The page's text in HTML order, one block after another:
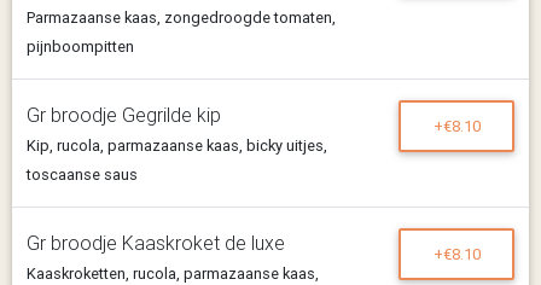
Parmazaanse kaas, zongedroogde tomaten,
pijnboompitten
Gr broodje Gegrilde kip
Kip, rucola, parmazaanse kaas, bicky uitjes,
toscaanse saus
+€8.10
Gr broodje Kaaskroket de luxe
Kaaskroketten, rucola, parmazaanse kaas,
+€8.10